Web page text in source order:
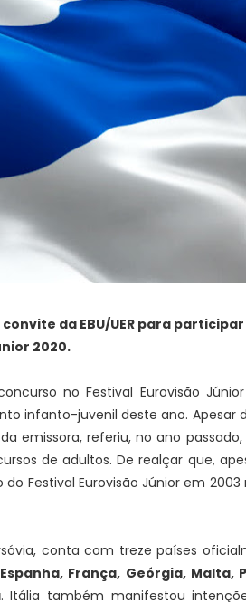
da EBU/UER para
2020.
no Festival Eurovisão
infanto-juvenil deste ano. Apesar
emissora, referiu, no ano
de adultos. De realçar que,
Festival Eurovisão Júnior em 2003
conta com treze países
França, Geórgia, Malta,
. Itália também manifestou